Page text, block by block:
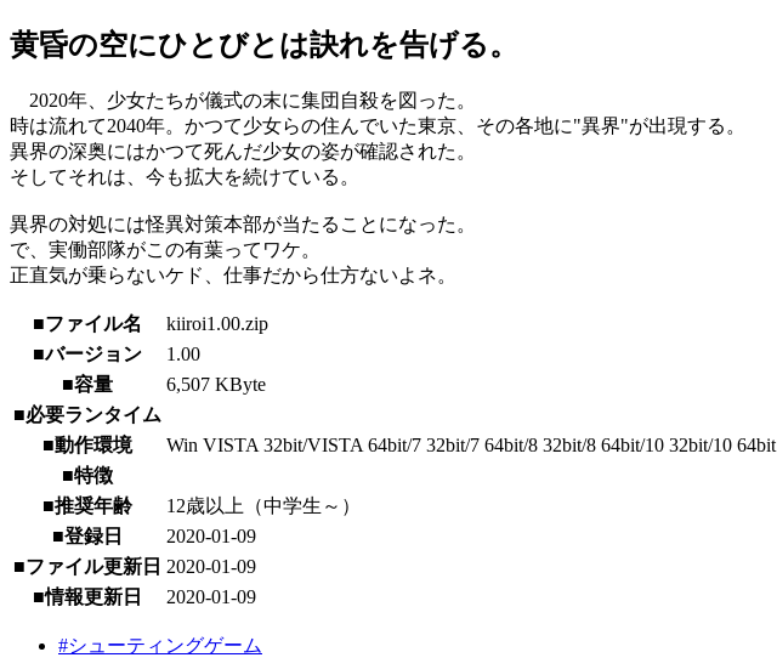
黄昏の空にひとびとは訣れを告げる。
2020年、少女たちが儀式の末に集団自殺を図った。
時は流れて2040年。かつて少女らの住んでいた東京、その各地に"異界"が出現する。
異界の深奥にはかつて死んだ少女の姿が確認された。
そしてそれは、今も拡大を続けている。
異界の対処には怪異対策本部が当たることになった。
で、実働部隊がこの有葉ってワケ。
正直気が乗らないケド、仕事だから仕方ないよネ。
■ファイル名
kiiroi1.00.zip
■バージョン
1.00
■容量
6,507 KByte
■必要ランタイム
■動作環境
Win VISTA 32bit/VISTA 64bit/7 32bit/7 64bit/8 32bit/8 64bit/10 32bit/10 64bit
■特徴
■推奨年齢
12歳以上（中学生～）
■登録日
2020-01-09
■ファイル更新日 2020-01-09
■情報更新日
2020-01-09
#シューティングゲーム